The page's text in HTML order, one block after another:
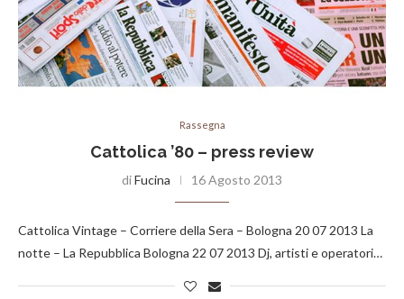
Rassegna
Cattolica ’80 – press review
diFucina 16 Agosto 2013
Cattolica Vintage – Corriere della Sera – Bologna 20 07 2013 La
notte – La Repubblica Bologna 22 07 2013 Dj, artisti e operatori…